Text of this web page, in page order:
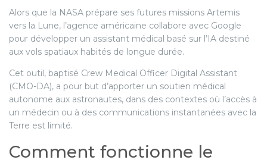
Alors que la NASA prépare ses futures missions Artemis
vers la Lune, l’agence américaine collabore avec Google
pour développer un assistant médical basé sur l’IA destiné
aux vols spatiaux habités de longue durée.
Cet outil, baptisé Crew Medical Officer Digital Assistant
(CMO-DA), a pour but d’apporter un soutien médical
autonome aux astronautes, dans des contextes où l’accès à
un médecin ou à des communications instantanées avec la
Terre est limité.
Comment fonctionne le